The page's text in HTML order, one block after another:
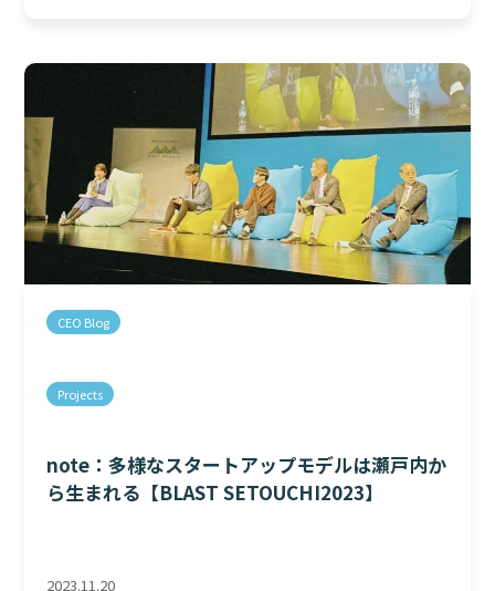
CEO Blog
Projects
note：多様なスタートアップモデルは瀬戸内か
ら生まれる【BLAST SETOUCHI2023】
2023.11.20